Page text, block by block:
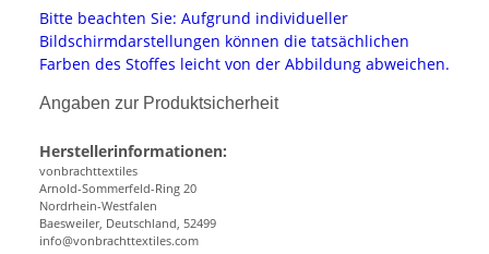
Bitte beachten Sie: Aufgrund individueller
Bildschirmdarstellungen können die tatsächlichen
Farben des Stoffes leicht von der Abbildung abweichen.
Angaben zur Produktsicherheit
Herstellerinformationen:
vonbrachttextiles
Arnold-Sommerfeld-Ring 20
Nordrhein-Westfalen
Baesweiler, Deutschland, 52499
info@vonbrachttextiles.com